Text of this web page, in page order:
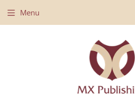
Menu